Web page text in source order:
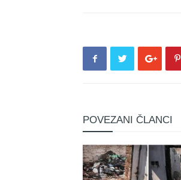
POVEZANI ČLANCI